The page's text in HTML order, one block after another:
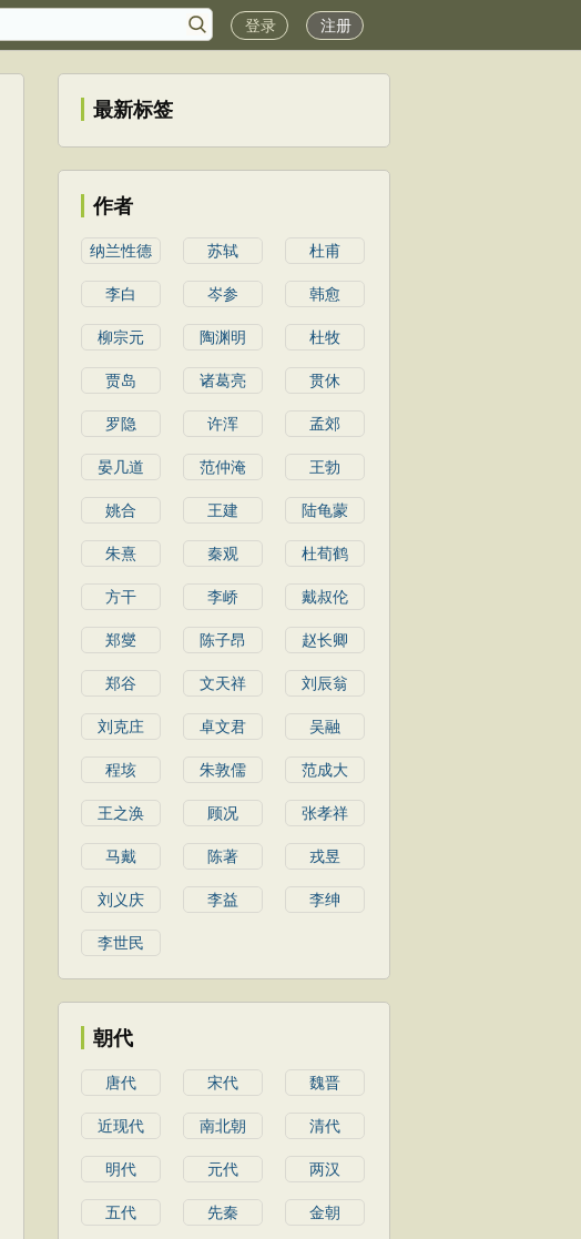
登录 注册
最新标签
作者
纳兰性德 苏轼 杜甫
李白 岑参 韩愈
柳宗元 陶渊明 杜牧
贾岛 诸葛亮 贯休
罗隐 许浑 孟郊
晏几道 范仲淹 王勃
姚合 王建 陆龟蒙
朱熹 秦观 杜荀鹤
方干 李峤 戴叔伦
郑燮 陈子昂 赵长卿
郑谷 文天祥 刘辰翁
刘克庄 卓文君 吴融
程垓 朱敦儒 范成大
王之涣 顾况 张孝祥
马戴 陈著 戎昱
刘义庆 李益 李绅
李世民
朝代
唐代 宋代 魏晋
近现代 南北朝 清代
明代 元代 两汉
五代 先秦 金朝